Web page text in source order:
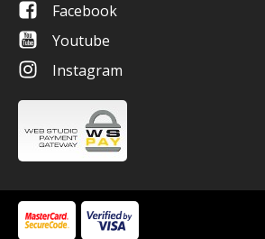
Facebook
Youtube
Instagram